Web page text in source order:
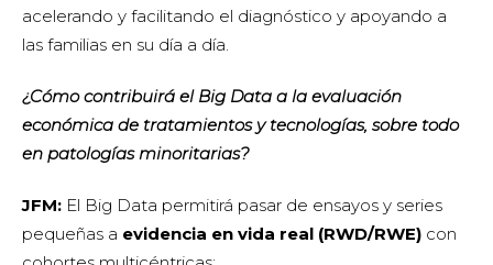
acelerando y facilitando el diagnóstico y apoyando a
las familias en su día a día.
¿Cómo contribuirá el Big Data a la evaluación
económica de tratamientos y tecnologías, sobre todo
en patologías minoritarias?
JFM: El Big Data permitirá pasar de ensayos y series
pequeñas a evidencia en vida real (RWD/RWE) con